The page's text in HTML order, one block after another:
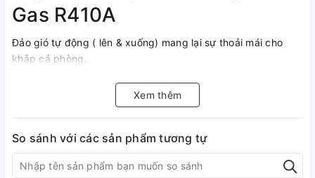
Gas R410A
Đảo gió tự động ( lên & xuống) mang lại sự thoải mái cho
khắp cả phòng.
Gió được thổi hướng xuống với góc 50 độ.
Có thể lắp trên trần cao 3.5 m.
Chế độ "Làm khô": Chế độ làm khô của điều hòa áp trần
Daikin được điều khiển bằng vi xử lý để hạn chế những thay
đổi đột ngột và khó chịu về nhiệt độ không khí trong phòng.
Xem thêm
So sánh với các sản phẩm tương tự